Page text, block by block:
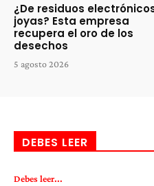
¿De residuos
joyas? Esta empresa
recupera el oro de los
desechos
5 agosto 2026
DEBES LEER
Debes leer...